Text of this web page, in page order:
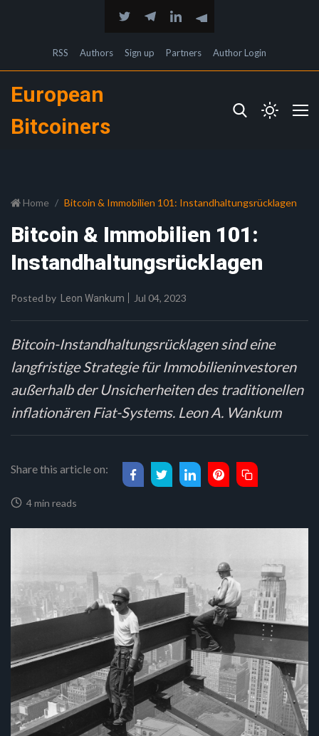
RSS Authors Sign up Partners Author Login
European
Bitcoiners
Home Bitcoin & Immobilien 101: Instandhaltungsrücklagen
Bitcoin & Immobilien 101:
Instandhaltungsrücklagen
Posted by Leon Wankum Jul 04, 2023
Bitcoin-Instandhaltungsrücklagen sind eine
langfristige Strategie für Immobilieninvestoren
außerhalb der Unsicherheiten des traditionellen
inflationären Fiat-Systems. Leon A. Wankum
Share this article on:
4 min reads